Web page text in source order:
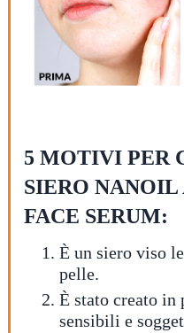
5 MOTIVI PER
SIERO NANOIL
FACE SERUM:
È un siero viso
pelle.
È stato creato
sensibili e